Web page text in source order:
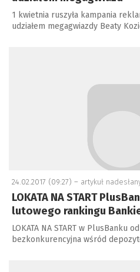
1 kwietnia ruszyła kampania
udziałem megagwiazdy Beaty
24.02.2017 (09:27) – artykuł
LOKATA NA START
lutowego rankingu
LOKATA NA START w PlusBanku
bezkonkurencyjna wśród